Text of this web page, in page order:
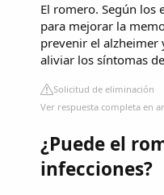
El romero. Según los
para mejorar la
prevenir el alzheimer
aliviar los síntomas
Solicitud de eliminación
Ver respuesta completa en
¿Puede el
infecciones?